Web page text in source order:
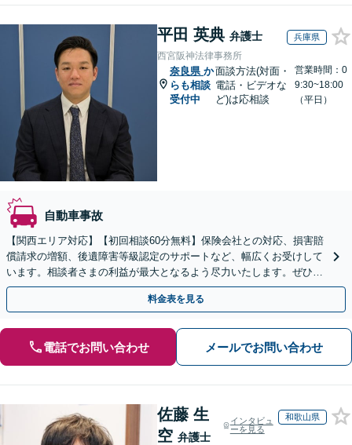
平田 英典 弁護士 兵庫県
西宮阪神法律事務所
奈良県 か
らも相談
受付中
面談方法(対面・
電話・ビデオな
ど)は応相談
営業時間：0
9:30~18:00
（平日）
自動車事故
【関西エリア対応】【初回相談60分無料】保険会社との対応、損害賠
償請求の増額、後遺障害等級認定のサポートなど、幅広くお受けして
います。相談者さまの利益が最大となるよう尽力いたします。ぜひご
相談ください。【休日・夜間面談可】【WEB面談可】
料金表を見る
電話でお問い合わせ メールでお問い合わせ
佐藤 生
空 弁護士
インタビュ
ーを見る
和歌山県